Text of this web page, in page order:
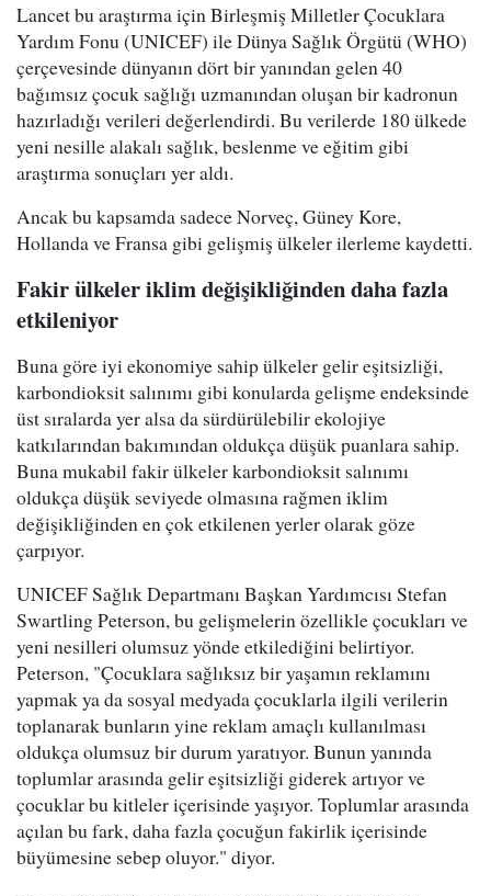
Lancet bu araştırma için Birleşmiş Milletler Çocuklara
Yardım Fonu (UNICEF) ile Dünya Sağlık Örgütü (WHO)
çerçevesinde dünyanın dört bir yanından gelen 40
bağımsız çocuk sağlığı uzmanından oluşan bir kadronun
hazırladığı verileri değerlendirdi. Bu verilerde 180 ülkede
yeni nesille alakalı sağlık, beslenme ve eğitim gibi
araştırma sonuçları yer aldı.
Ancak bu kapsamda sadece Norveç, Güney Kore,
Hollanda ve Fransa gibi gelişmiş ülkeler ilerleme kaydetti.
Fakir ülkeler iklim değişikliğinden daha fazla
etkileniyor
Buna göre iyi ekonomiye sahip ülkeler gelir eşitsizliği,
karbondioksit salınımı gibi konularda gelişme endeksinde
üst sıralarda yer alsa da sürdürülebilir ekolojiye
katkılarından bakımından oldukça düşük puanlara sahip.
Buna mukabil fakir ülkeler karbondioksit salınımı
oldukça düşük seviyede olmasına rağmen iklim
değişikliğinden en çok etkilenen yerler olarak göze
çarpıyor.
UNICEF Sağlık Departmanı Başkan Yardımcısı Stefan
Swartling Peterson, bu gelişmelerin özellikle çocukları ve
yeni nesilleri olumsuz yönde etkilediğini belirtiyor.
Peterson, "Çocuklara sağlıksız bir yaşamın reklamını
yapmak ya da sosyal medyada çocuklarla ilgili verilerin
toplanarak bunların yine reklam amaçlı kullanılması
oldukça olumsuz bir durum yaratıyor. Bunun yanında
toplumlar arasında gelir eşitsizliği giderek artıyor ve
çocuklar bu kitleler içerisinde yaşıyor. Toplumlar arasında
açılan bu fark, daha fazla çocuğun fakirlik içerisinde
büyümesine sebep oluyor." diyor.